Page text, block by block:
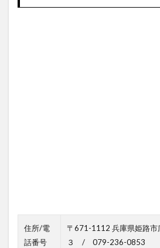
住所/電
話番号
〒671-1112 兵庫県姫路市
３ / 079-236-0853